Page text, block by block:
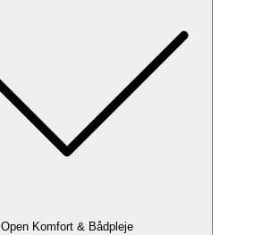
Open Komfort & Bådpleje